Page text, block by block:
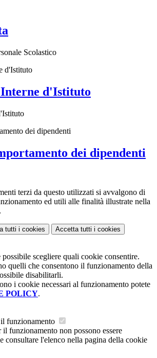
Scolastico
d'Istituto
dei dipendenti
terzi da questo utilizzati si avvalgono di
ed utili alle finalità illustrate nella
.
tutti i cookies Accetta tutti i cookies
possibile scegliere quali cookie consentire.
quelli che consentono il funzionamento della
disabilitarli.
i cookie necessari al funzionamento potete
POLICY.
funzionamento
il funzionamento non possono essere
consultare l'elenco nella pagina della cookie